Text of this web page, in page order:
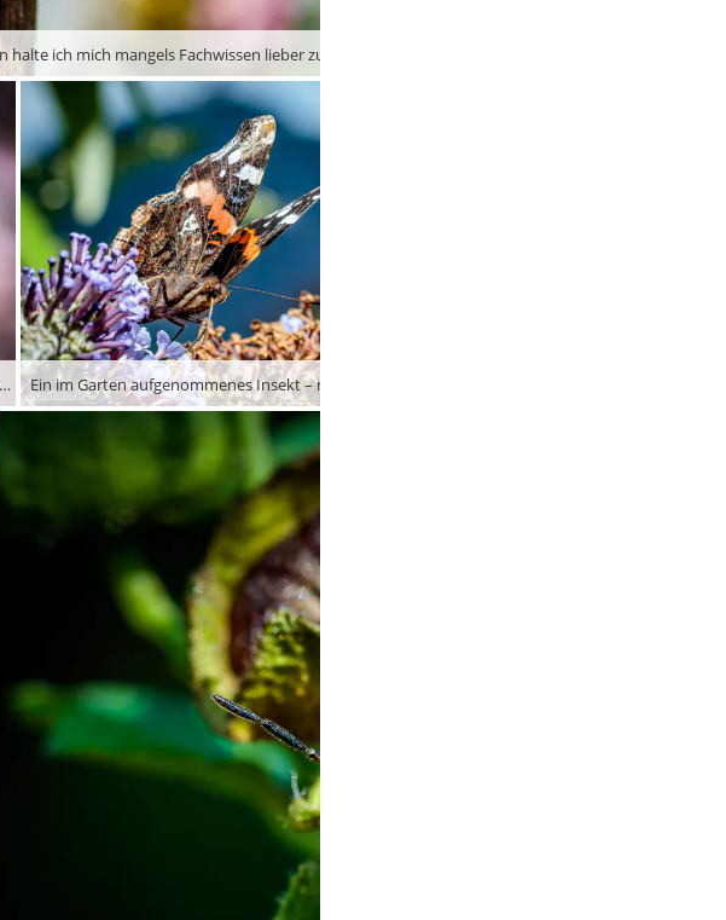
ich mich mangels Fachwissen lieber zurück …
Ein im Garten aufgenommenes Insekt – mit Bestimmungsversuchen halte ich mich mangels Fachwissen lieber zurück …